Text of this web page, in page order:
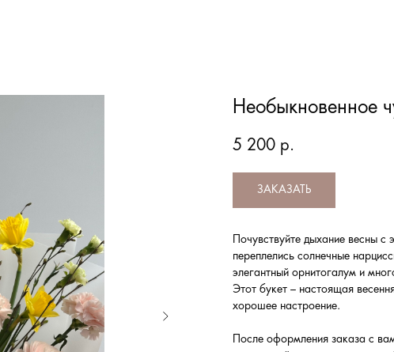
Необыкновенное
5 200 р.
ЗАКАЗАТЬ
Почувствуйте дыхание весны
переплелись солнечные
элегантный орнитогалум и
Этот букет – настоящая
хорошее настроение.
После оформления заказа с